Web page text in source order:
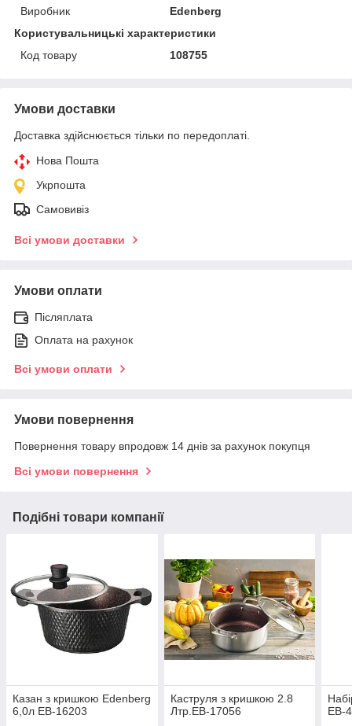
Виробник
Edenberg
Користувальницькі характеристики
Код товару
108755
Умови доставки
Доставка здійснюється тільки по передоплаті.
Нова Пошта
Укрпошта
Самовивіз
Всі умови доставки
Умови оплати
Післяплата
Оплата на рахунок
Всі умови оплати
Умови повернення
Повернення товару впродовж 14 днів за рахунок покупця
Всі умови повернення
Подібні товари компанії
Казан з кришкою Edenberg
6,0л EB-16203
Каструля з кришкою 2.8
Лтр.EB-17056
EB-